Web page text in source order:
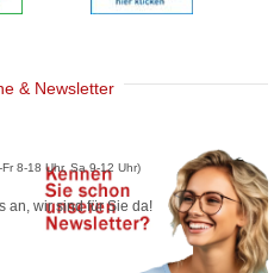
& Newsletter
Fr 8-18 Uhr, Sa 9-12 Uhr)
an, wir sind für Sie da!